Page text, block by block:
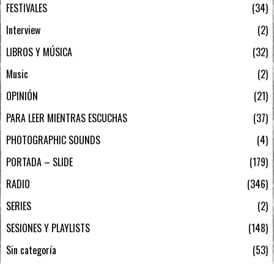
FESTIVALES
34
Interview
2
LIBROS Y MÚSICA
32
Music
2
OPINIÓN
21
PARA LEER MIENTRAS ESCUCHAS
37
PHOTOGRAPHIC SOUNDS
4
PORTADA – SLIDE
179
RADIO
346
SERIES
2
SESIONES Y PLAYLISTS
148
Sin categoría
53